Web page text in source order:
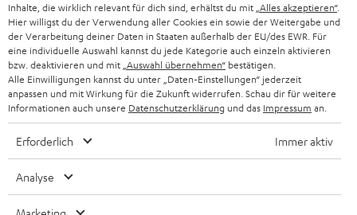
N
e
w
s
l
e
t
t
e
Wähle deinen Gutschein!
Melde dich für den Newsletter an und erhalte bis zu
45 € als Dankeschön.
EMAIL
WIDGET
Inhalte, die wirklich relevant für dich sind, erhältst du mit „Alles akzeptieren“.
Hier willigst du der Verwendung aller Cookies ein sowie der Weitergabe und
der Verarbeitung deiner Daten in Staaten außerhalb der EU/des EWR. Für
eine individuelle Auswahl kannst du jede Kategorie auch einzeln aktivieren
bzw. deaktivieren und mit „Auswahl übernehmen“ bestätigen.
Alle Einwilligungen kannst du unter „Daten-Einstellungen“ jederzeit
anpassen und mit Wirkung für die Zukunft widerrufen. Schau dir für weitere
Informationen auch unsere Datenschutzerklärung und das Impressum an.
Erforderlich Immer aktiv
Analyse